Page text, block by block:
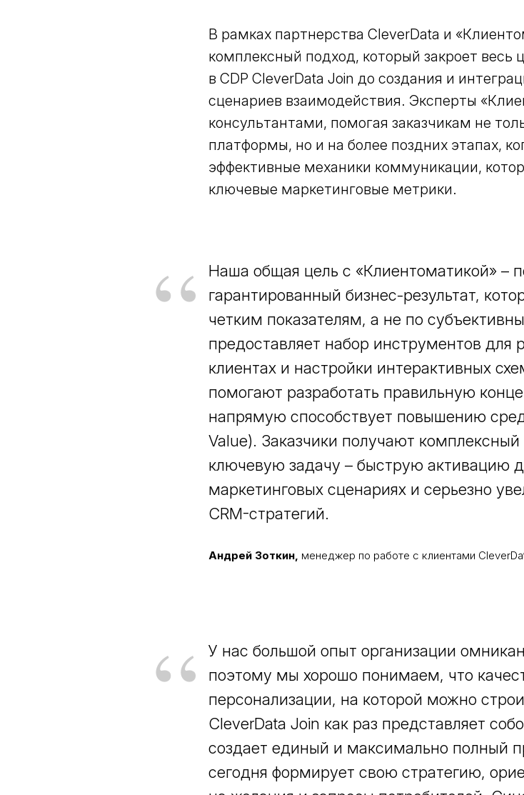
В рамках партнерства CleverData и
комплексный подход, который закроет весь
в CDP CleverData Join до создания и
сценариев взаимодействия. Эксперты
консультантами, помогая заказчикам не
платформы, но и на более поздних этапах,
эффективные механики коммуникации,
ключевые маркетинговые метрики.
“
Наша общая цель с «Клиентоматикой» –
гарантированный бизнес-результат,
четким показателям, а не по
предоставляет набор инструментов для
клиентах и настройки интерактивных
помогают разработать правильную
напрямую способствует повышению
Value). Заказчики получают
ключевую задачу – быструю активацию
маркетинговых сценариях и серьезно
CRM-стратегий.
Андрей Зоткин, менеджер по работе с клиентами
“
У нас большой опыт организации
поэтому мы хорошо понимаем, что
персонализации, на которой можно
CleverData Join как раз представляет
создает единый и максимально полный
сегодня формирует свою стратегию,